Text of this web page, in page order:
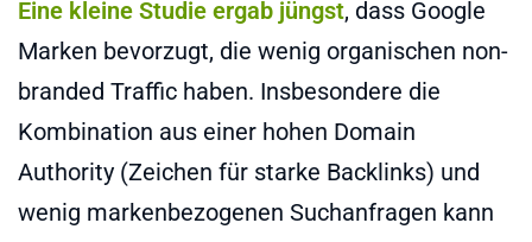
Eine kleine Studie ergab jüngst, dass Google
Marken bevorzugt, die wenig organischen non-
branded Traffic haben. Insbesondere die
Kombination aus einer hohen Domain
Authority (Zeichen für starke Backlinks) und
wenig markenbezogenen Suchanfragen kann